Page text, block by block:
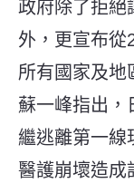
政府除了拒絕
外，更宣布從
所有國家及地
蘇一峰指出，
繼逃離第一線
醫護崩壞造成